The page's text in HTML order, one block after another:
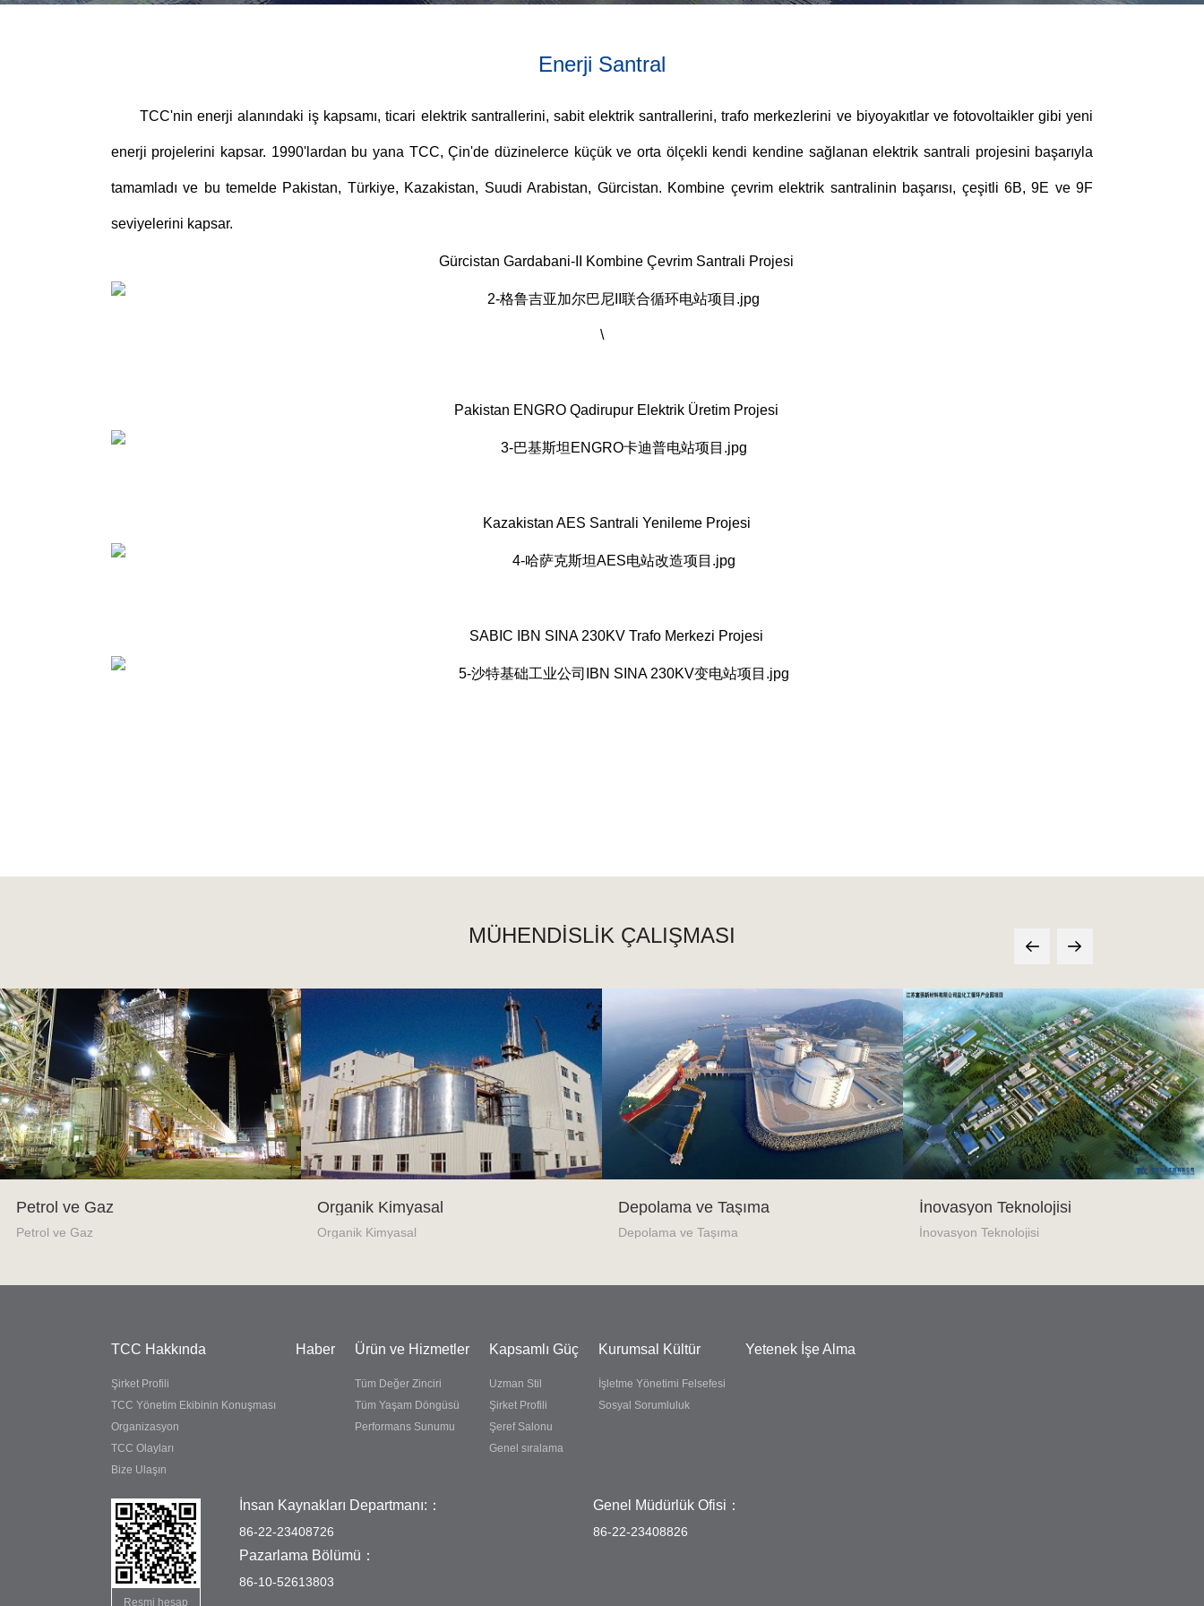
Enerji Santral
TCC'nin enerji alanındaki iş kapsamı, ticari elektrik santrallerini, sabit elektrik santrallerini, trafo merkezlerini ve biyoyakıtlar ve fotovoltaikler gibi yeni
enerji projelerini kapsar. 1990'lardan bu yana TCC, Çin'de düzinelerce küçük ve orta ölçekli kendi kendine sağlanan elektrik santrali projesini başarıyla
tamamladı ve bu temelde Pakistan, Türkiye, Kazakistan, Suudi Arabistan, Gürcistan. Kombine çevrim elektrik santralinin başarısı, çeşitli 6B, 9E ve 9F
seviyelerini kapsar.
Gürcistan Gardabani-II Kombine Çevrim Santrali Projesi
\
Pakistan ENGRO Qadirupur Elektrik Üretim Projesi
Kazakistan AES Santrali Yenileme Projesi
SABIC IBN SINA 230KV Trafo Merkezi Projesi
MÜHENDİSLİK ÇALIŞMASI
Petrol ve Gaz
Petrol ve Gaz
Organik Kimyasal
Organik Kimyasal
Depolama ve Taşıma
Depolama ve Taşıma
İnovasyon Teknolojisi
İnovasyon Teknolojisi
TCC Hakkında
Şirket Profili
TCC Yönetim Ekibinin Konuşması
Organizasyon
TCC Olayları
Bize Ulaşın
Haber Ürün ve Hizmetler
Tüm Değer Zinciri
Tüm Yaşam Döngüsü
Performans Sunumu
Kapsamlı Güç
Uzman Stil
Şirket Profili
Şeref Salonu
Genel sıralama
Kurumsal Kültür
İşletme Yönetimi Felsefesi
Sosyal Sorumluluk
Yetenek İşe Alma
Resmi hesap
İnsan Kaynakları Departmanı:：
86-22-23408726
Genel Müdürlük Ofisi：
86-22-23408826
Pazarlama Bölümü：
86-10-52613803